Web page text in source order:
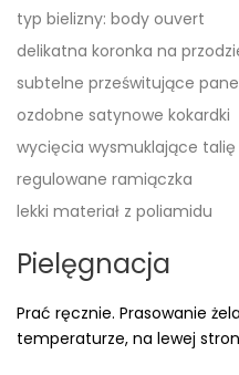
typ bielizny: body ouvert
delikatna koronka na
subtelne prześwitujące
ozdobne satynowe kokardki
wycięcia wysmuklające talię
regulowane ramiączka
lekki materiał z poliamidu
Pielęgnacja
Prać ręcznie. Prasowanie
temperaturze, na lewej